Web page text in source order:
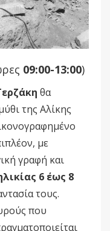
09:00-13:00)
θα
της Αλίκης
με
γραφή και
6 έως 8
τους.
που